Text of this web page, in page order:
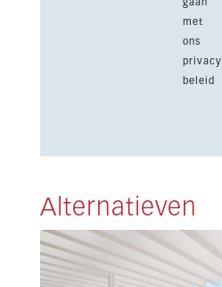
met
ons
privacy
beleid
Alternatieven